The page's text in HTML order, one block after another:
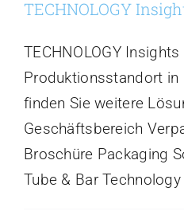
TECHNOLOGY
TECHNOLOGY
Produktionsstandort in
finden Sie weitere
Geschäftsbereich
Broschüre Packaging
Tube & Bar Technology